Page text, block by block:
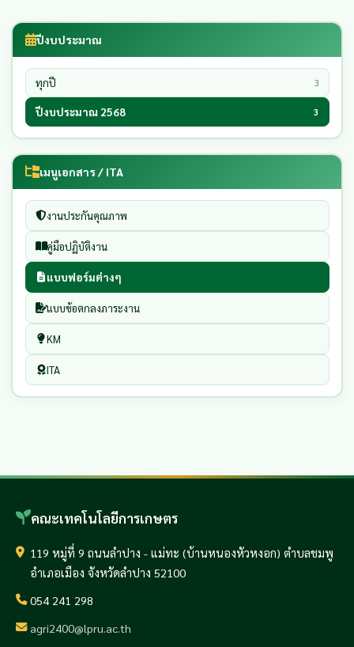
ปีงบประมาณ
ทุกปี 3
ปีงบประมาณ 2568 3
เมนูเอกสาร / ITA
งานประกันคุณภาพ
คู่มือปฏิบัติงาน
แบบฟอร์มต่างๆ
แบบข้อตกลงภาระงาน
KM
ITA
คณะเทคโนโลยีการเกษตร
119 หมู่ที่ 9 ถนนลำปาง - แม่ทะ (บ้านหนองหัวหงอก) ตำบลชมพู
อำเภอเมือง จังหวัดลำปาง 52100
054 241 298
agri2400@lpru.ac.th